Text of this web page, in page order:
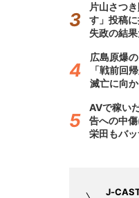
片山さつ
す」投稿
失政の結果
広島原爆
「戦前回
滅亡に向か
AVで稼い
告への中
栄田もバッ
J-